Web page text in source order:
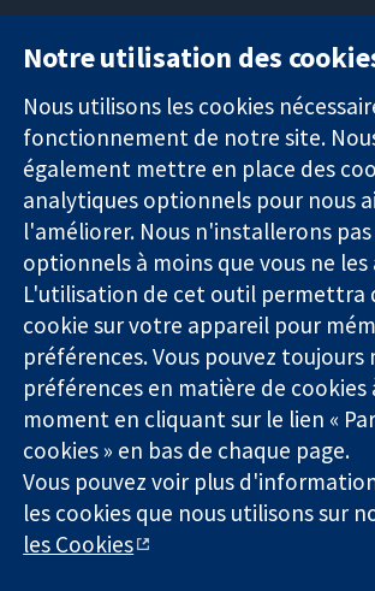
Des données
probantes.
Des décisions
éclairées.
Une meilleure
santé.
11-13 Cavendish
Square
Londres
W1G0AN
Royaume-Uni
La Collaboration Cochrane est une
1045921) et une société à responsabilité
03044323) enregistrée en Angleterre et au
de TVA : GB 718 2127 49.
Copyright © 2026 The Cochrane Collaboration
Notre utilisation des
Nous utilisons les cookies
fonctionnement de notre site.
également mettre en place des
analytiques optionnels pour nous
l'améliorer. Nous n'installerons
optionnels à moins que vous ne les
L'utilisation de cet outil permettra
cookie sur votre appareil pour
préférences. Vous pouvez toujours
préférences en matière de
moment en cliquant sur le lien «
cookies » en bas de chaque page.
Vous pouvez voir plus
les cookies que nous utilisons sur
les Cookies